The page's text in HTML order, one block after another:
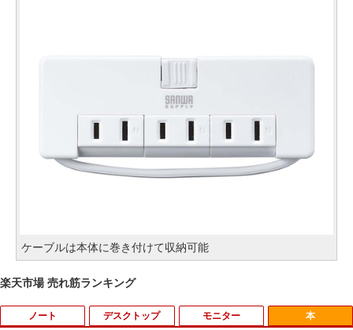
ケーブルは本体に巻き付けて収納可能
楽天市場 売れ筋ランキング
ノート デスクトップ モニター 本